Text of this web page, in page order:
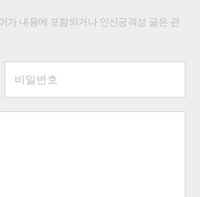
가 내용에 포함되거나 인신공격성 글은 관